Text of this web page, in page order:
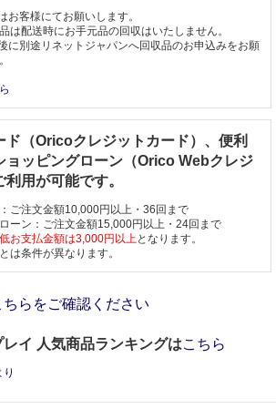
お客様にてお願いします。
は配送時にお手元品の回収はいたしません。
に別途リネットジャパンへ回収品のお申込みをお願
ド（Oricoクレジットカード）、便利
ョッピングローン（Orico Webクレジ
利用が可能です。
ご注文金額10,000円以上・36回まで
ーン：ご注文金額15,000円以上・24回まで
お支払金額は3,000円以上となります。
は条件が異なります。
らをご確認ください
イ 人気商品ランキングはこちら